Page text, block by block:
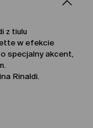
z tiulu
w efekcie
specjalny akcent,
Rinaldi.